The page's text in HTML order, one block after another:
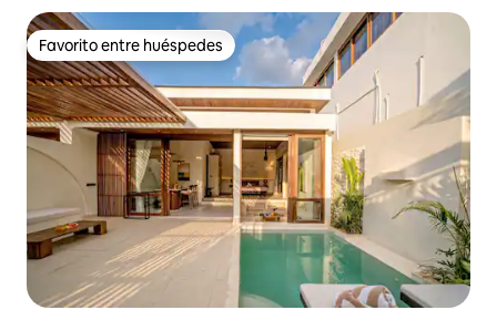
Favorito entre huéspedes
Favorito entre huéspedes